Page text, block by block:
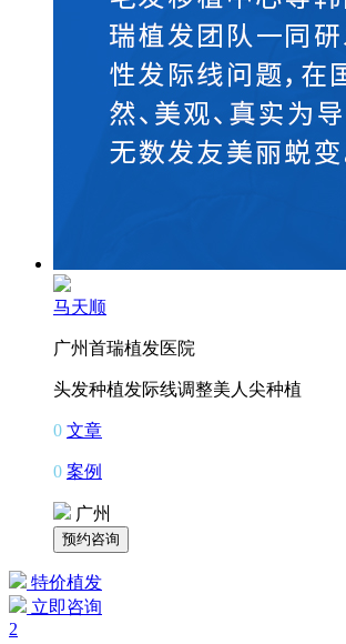
马天顺
广州首瑞植发医院
头发种植发际线调整美人尖种植
0 文章
0 案例
广州
特价植发
立即咨询
2